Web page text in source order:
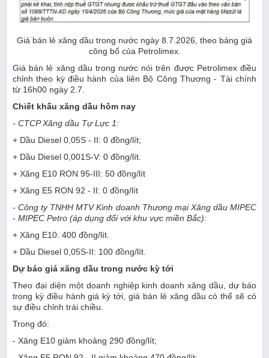
Giá bán lẻ xăng dầu trong nước ngày 8.7.2026, theo bảng giá
công bố của Petrolimex.
Giá bán lẻ xăng dầu trong nước nói trên được Petrolimex điều
chỉnh theo kỳ điều hành của liên Bộ Công Thương - Tài chính
từ 16h00 ngày 2.7.
Chiết khấu xăng dầu hôm nay
- CTCP Xăng dầu Tự Lực 1:
+ Dầu Diesel 0,05S - II: 0 đồng/lít;
+ Dầu Diesel 0,001S-V: 0 đồng/lít.
+ Xăng E10 RON 95-III: 50 đồng/lít
+ Xăng E5 RON 92 - II: 0 đồng/lít
- Công ty TNHH MTV Kinh doanh Thương mại Xăng dầu MIPEC
- MIPEC Petro (áp dụng đối với khu vực miền Bắc):
+ Xăng E10: 400 đồng/lít.
+ Dầu Diesel 0,05S-II: 100 đồng/lít.
Dự báo giá xăng dầu trong nước kỳ tới
Theo đại diện một doanh nghiệp kinh doanh xăng dầu, dự báo
trong kỳ điều hành giá kỳ tới, giá bán lẻ xăng dầu có thể sẽ có
sự điều chỉnh trái chiều.
Trong đó:
- Xăng E10 giảm khoảng 290 đồng/lít;